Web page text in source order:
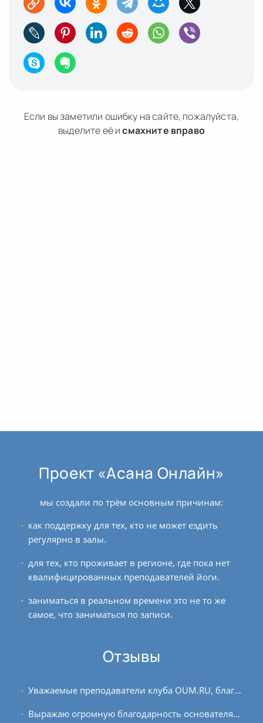
Если вы заметили ошибку на сайте, пожалуйста,
выделите её исмахните вправо
Проект «Асана Онлайн»
мы создали по трём основным причинам:
как поддержку для тех, кто не может ездить
регулярно в залы.
для тех, кто проживает в регионе, где пока нет
квалифицированных преподавателей йоги.
заниматься в реальном времени это не то же
самое, что заниматься по записи.
Отзывы
Уважаемые преподаватели клуба OUM.RU, благодарю всех вас за интересный, познавательный и действительно интенсивный онлайн-курс январь 2021. С клубом знакома с 2019 года....
Выражаю огромную благодарность основателям, преподавателям, всем, кто поддерживал, наполнял и создавал этот курс, всем членам клуба OUM.RU за возможность присоединиться и пройти...